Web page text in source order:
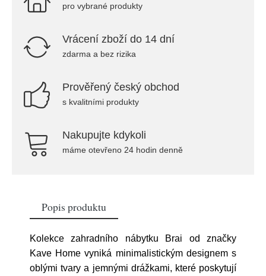
pro vybrané produkty
Vrácení zboží do 14 dní
zdarma a bez rizika
Prověřený český obchod
s kvalitními produkty
Nakupujte kdykoli
máme otevřeno 24 hodin denně
Popis produktu
Kolekce zahradního nábytku Brai od značky
Kave Home vyniká minimalistickým designem s
oblými tvary a jemnými drážkami, které poskytují